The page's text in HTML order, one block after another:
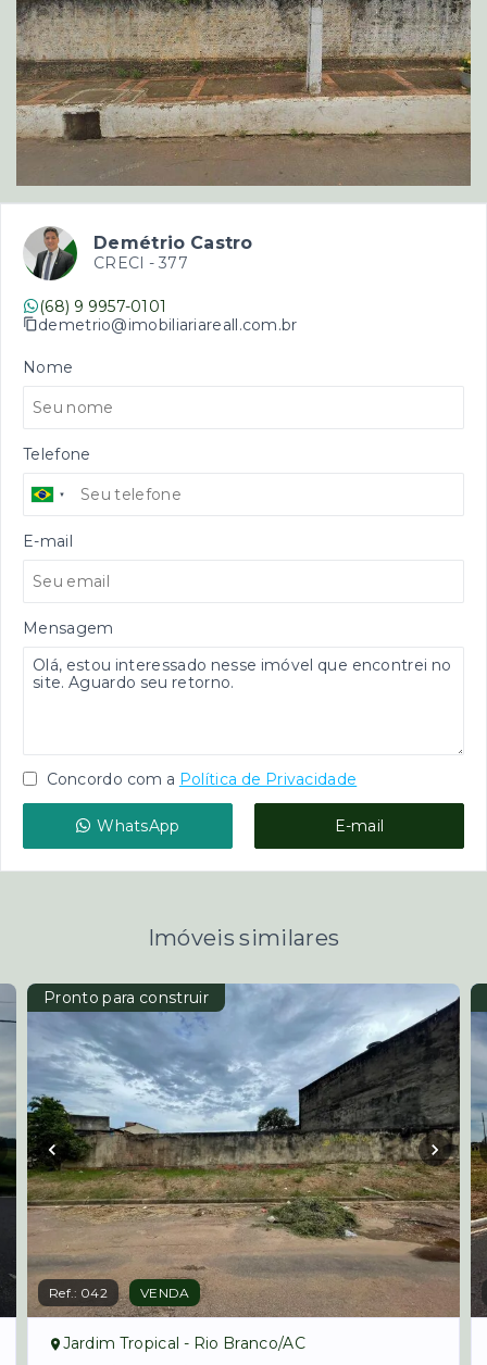
Demétrio Castro
CRECI - 377
(68) 9 9957-0101
demetrio@imobiliariareall.com.br
Nome
Telefone
E-mail
Mensagem
Concordo com a Política de Privacidade
WhatsApp E-mail
Imóveis similares
Pronto para construir
Ref.: 042 VENDA
Jardim Tropical - Rio Branco/AC